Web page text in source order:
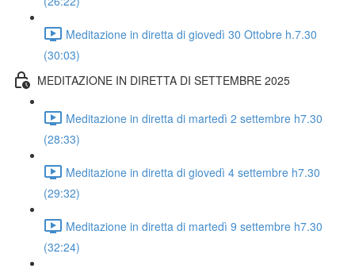
Meditazione in diretta di giovedì 30 Ottobre h.7.30
(30:03)
MEDITAZIONE IN DIRETTA DI SETTEMBRE 2025
Meditazione in diretta di martedì 2 settembre h7.30
(28:33)
Meditazione in diretta di giovedì 4 settembre h7.30
(29:32)
Meditazione in diretta di martedì 9 settembre h7.30
(32:24)